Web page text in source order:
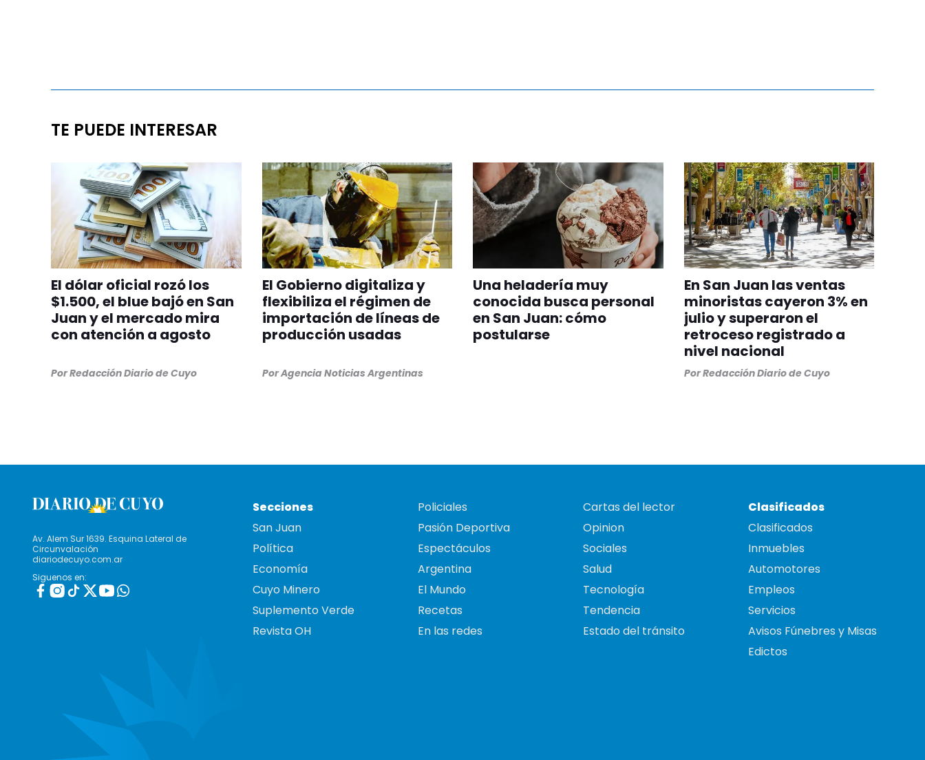
TE PUEDE INTERESAR
El dólar oficial rozó los
$1.500, el blue bajó en San
Juan y el mercado mira
con atención a agosto
PorRedacción Diario de Cuyo
El Gobierno digitaliza y
flexibiliza el régimen de
importación de líneas de
producción usadas
PorAgencia Noticias Argentinas
Una heladería muy
conocida busca personal
en San Juan: cómo
postularse
En San Juan las ventas
minoristas cayeron 3% en
julio y superaron el
retroceso registrado a
nivel nacional
PorRedacción Diario de Cuyo
Av. Alem Sur 1639. Esquina Lateral de
Circunvalación
diariodecuyo.com.ar
Siguenos en:
Secciones
San Juan
Política
Economía
Cuyo Minero
Suplemento Verde
Revista OH
Policiales
Pasión Deportiva
Espectáculos
Argentina
El Mundo
Recetas
En las redes
Cartas del lector
Opinion
Sociales
Salud
Tecnología
Tendencia
Estado del tránsito
Clasificados
Clasificados
Inmuebles
Automotores
Empleos
Servicios
Avisos Fúnebres y Misas
Edictos